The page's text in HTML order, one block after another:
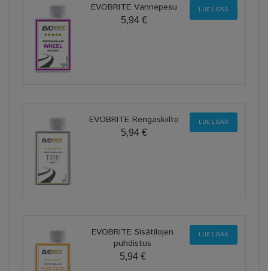
EVOBRITE Vannepesu
5,94 €
LUE LISÄÄ
EVOBRITE Rengaskiilto
5,94 €
LUE LISÄÄ
EVOBRITE Sisätilojen
puhdistus
5,94 €
LUE LISÄÄ